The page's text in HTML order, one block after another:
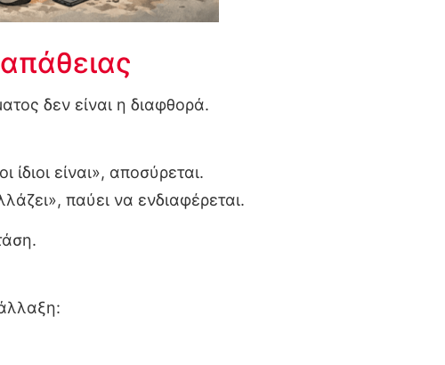
δεν είναι η διαφθορά.
ίδιοι είναι», αποσύρεται.
παύει να ενδιαφέρεται.